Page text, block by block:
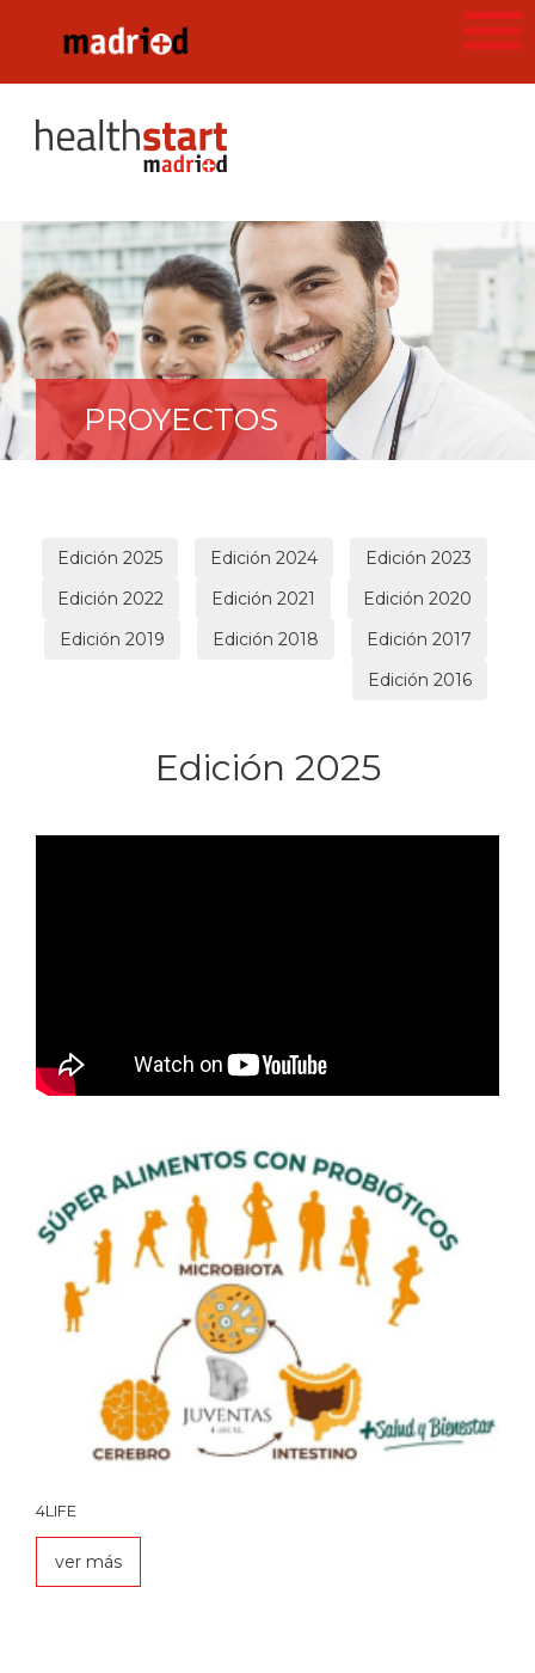
PROYECTOS
Edición 2025 Edición 2024
Edición 2023
Edición 2022
Edición 2021
Edición 2020
Edición 2019
Edición 2018
Edición 2017
Edición 2016
Edición 2025
4LIFE
ver más